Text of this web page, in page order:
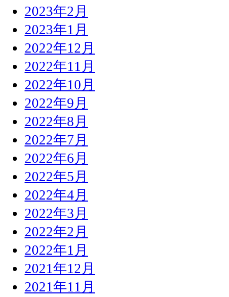
2023年2月
2023年1月
2022年12月
2022年11月
2022年10月
2022年9月
2022年8月
2022年7月
2022年6月
2022年5月
2022年4月
2022年3月
2022年2月
2022年1月
2021年12月
2021年11月